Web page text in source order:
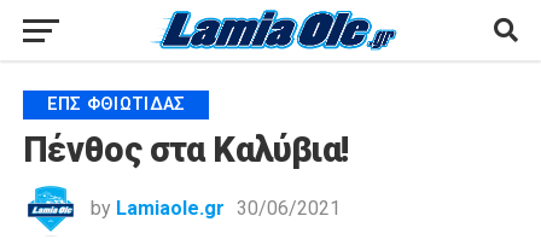
ΕΠΣ ΦΘΙΏΤΙΔΑΣ
Πένθος στα Καλύβια!
by Lamiaole.gr 30/06/2021